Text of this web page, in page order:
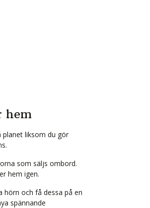
hem
liksom du gör
som säljs ombord.
hem igen.
hörn och få dessa på en
spännande